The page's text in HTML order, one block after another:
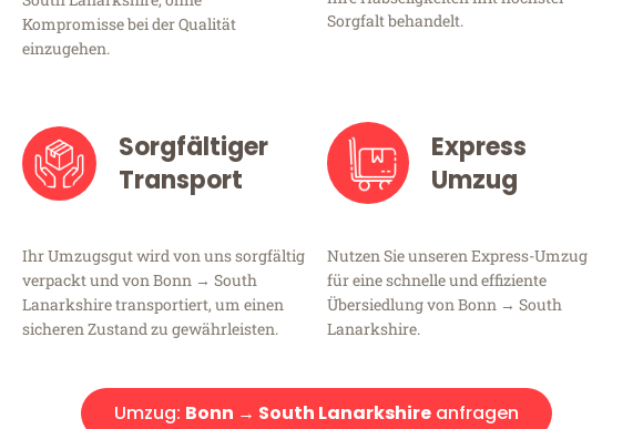
Kompromisse bei der Qualität
einzugehen.
Sorgfalt behandelt.
Sorgfältiger
Transport
Ihr Umzugsgut wird von uns sorgfältig
verpackt und von Bonn → South
Lanarkshire transportiert, um einen
sicheren Zustand zu gewährleisten.
Express
Umzug
Nutzen Sie unseren Express-Umzug
für eine schnelle und effiziente
Übersiedlung von Bonn → South
Lanarkshire.
Umzug: Bonn → South Lanarkshireanfragen